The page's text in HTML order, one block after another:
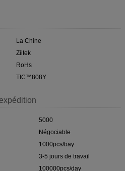
La Chine
Ziitek
RoHs
TIC™808Y
5000
Négociable
1000pcs/bay
3-5 jours de travail
100000pcs/day